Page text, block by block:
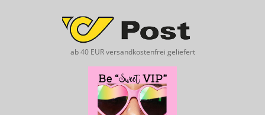
ab 40 EUR versandkostenfrei geliefert